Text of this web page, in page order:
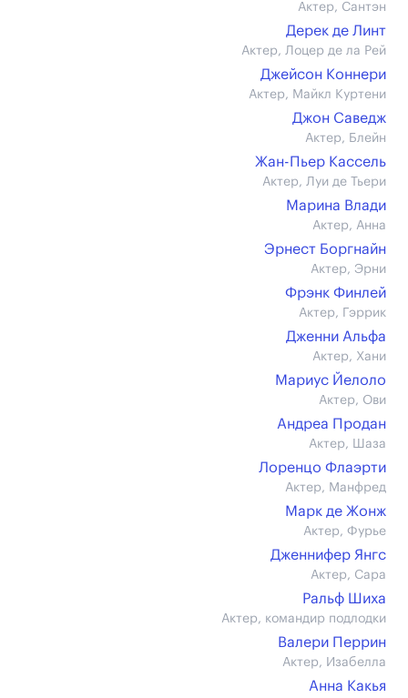
Актер, Сантэн
Дерек де Линт
Актер, Лоцер де ла Рей
Джейсон Коннери
Актер, Майкл Куртени
Джон Саведж
Актер, Блейн
Жан-Пьер Кассель
Актер, Луи де Тьери
Марина Влади
Актер, Анна
Эрнест Боргнайн
Актер, Эрни
Фрэнк Финлей
Актер, Гэррик
Дженни Альфа
Актер, Хани
Мариус Йелоло
Актер, Ови
Андреа Продан
Актер, Шаза
Лоренцо Флаэрти
Актер, Манфред
Марк де Жонж
Актер, Фурье
Дженнифер Янгс
Актер, Сара
Ральф Шиха
Актер, командир подлодки
Валери Перрин
Актер, Изабелла
Анна Какья